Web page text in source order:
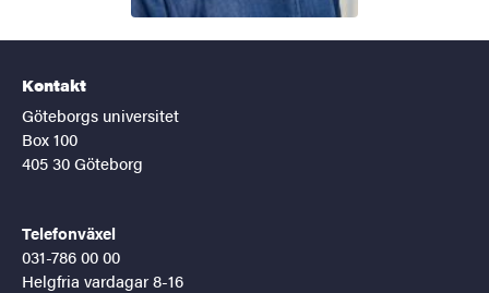
Kontakt
Göteborgs universitet
Box 100
405 30 Göteborg
Telefonväxel
031-786 00 00
Helgfria vardagar 8-16